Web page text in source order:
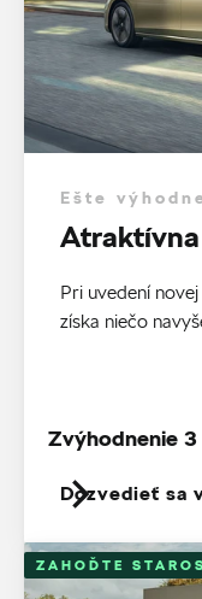
Ešte
Pri uvedení
získa niečo
Dozvedieť sa
Zvýhodnenie
ZAHOĎTE